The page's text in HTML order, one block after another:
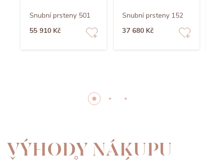
Snubní prsteny 501
55 910 Kč
Snubní prsteny 152
37 680 Kč
VÝHODY NÁKUPU